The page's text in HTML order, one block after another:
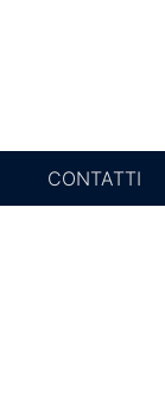
CONTATTI